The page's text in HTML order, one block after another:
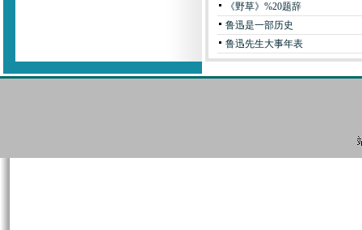
《野草》%20题辞
鲁迅是一部历史
鲁迅先生大事年表